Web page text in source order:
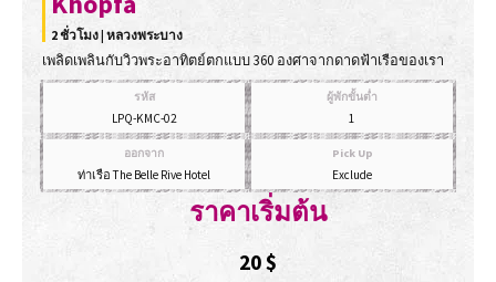
2 ชั่วโมง | หลวงพระบาง
เพลิดเพลินกับวิวพระอาทิตย์ตกแบบ 360 องศาจากดาดฟ้าเรือของเรา
รหัส
LPQ-KMC-02
ผู้พักขั้นต่ำ
1
ออกจาก
ท่าเรือ The Belle Rive Hotel
Pick Up
Exclude
ราคาเริ่มต้น
20$